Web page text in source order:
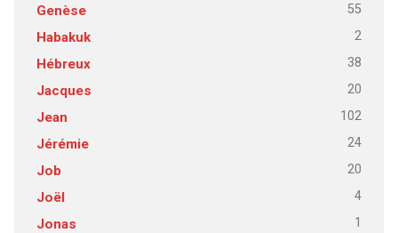
Genèse 55
Habakuk 2
Hébreux 38
Jacques 20
Jean 102
Jérémie 24
Job 20
Joël 4
Jonas 1